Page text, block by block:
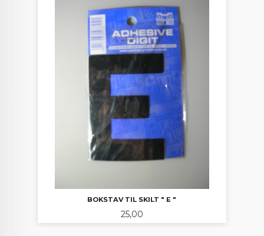
BOKSTAV TIL SKILT " E "
Pris
25,00